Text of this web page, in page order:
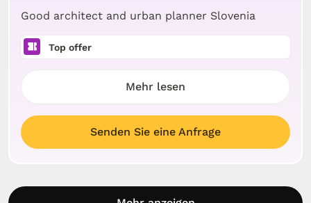
Good architect and urban planner Slovenia
Top offer
Mehr lesen
Senden Sie eine Anfrage